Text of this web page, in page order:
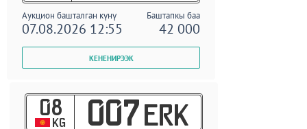
Аукцион башталган күнү Баштапкы баа
07.08.2026 12:55 42 000
08
KG 007 ERK